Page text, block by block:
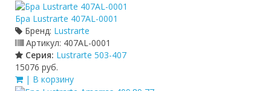
Бра Lustrarte 407AL-0001
Бренд: Lustrarte
Артикул: 407AL-0001
Серия: Lustrarte 503-407
15076 руб.
| В корзину